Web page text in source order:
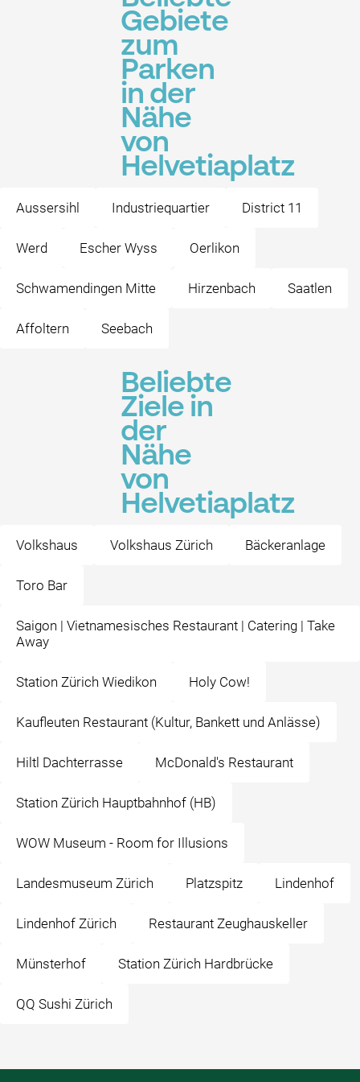
Gebiete
zum
Parken
in der
Nähe
von
Helvetiaplatz
Aussersihl Industriequartier District 11
Werd Escher Wyss Oerlikon
Schwamendingen Mitte Hirzenbach Saatlen
Affoltern Seebach
Beliebte
Ziele in
der
Nähe
von
Helvetiaplatz
Volkshaus Volkshaus Zürich Bäckeranlage
Toro Bar
Saigon | Vietnamesisches Restaurant | Catering | Take
Away
Station Zürich Wiedikon Holy Cow!
Kaufleuten Restaurant (Kultur, Bankett und Anlässe)
Hiltl Dachterrasse McDonald's Restaurant
Station Zürich Hauptbahnhof (HB)
WOW Museum - Room for Illusions
Landesmuseum Zürich Platzspitz Lindenhof
Lindenhof Zürich Restaurant Zeughauskeller
Münsterhof Station Zürich Hardbrücke
QQ Sushi Zürich